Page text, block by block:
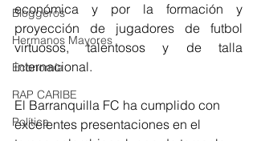
Bloggeros
Hermanos Mayores
Economía
RAP CARIBE
Política
económica y por la formación y
proyección de jugadores de futbol
virtuosos, talentosos y de talla
internacional.
El Barranquilla FC ha cumplido con
excelentes presentaciones en el